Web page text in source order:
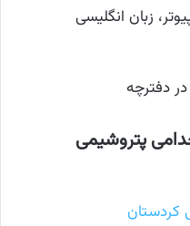
زبان انگلیسی
دفترچه
پتروشیمی
کردستان